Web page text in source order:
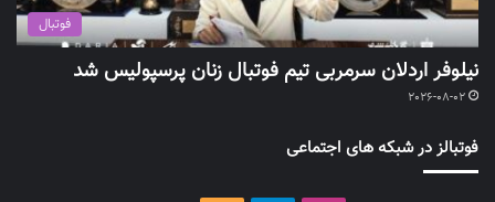
فوتبال
نیلوفر اردلان سرمربی تیم فوتبال زنان پرسپولیس شد
2026-08-02
فوتبالز در شبکه های اجتماعی